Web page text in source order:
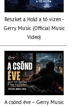
Reszket a Hold a tó vizén -
Gerry Music (Official Music
Video)
A csönd éve – Gerry Music